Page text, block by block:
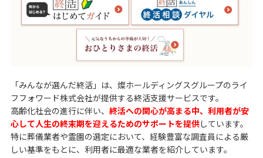
「みんなが選んだ終活」は、燦ホールディングスグループのライ
フフォワード株式会社が提供する終活支援サービスです。
高齢化社会の進行に伴い、 終活への関心が高まる中、利用者が安
心して人生の終末期を迎えるためのサポートを提供しています。
特に葬儀業者や霊園の選定において、経験豊富な調査員による厳
しい基準をもとに、利用者に最適な業者を紹介しています。